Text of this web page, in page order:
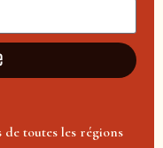
de toutes les régions